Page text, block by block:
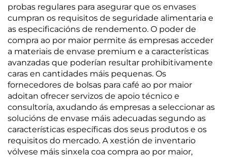
probas regulares para asegurar que os envases
cumpran os requisitos de seguridade alimentaria e
as especificacións de rendemento. O poder de
compra ao por maior permite ás empresas acceder
a materiais de envase premium e a características
avanzadas que poderían resultar prohibitivamente
caras en cantidades máis pequenas. Os
fornecedores de bolsas para café ao por maior
adoitan ofrecer servizos de apoio técnico e
consultoría, axudando ás empresas a seleccionar as
solucións de envase máis adecuadas segundo as
características específicas dos seus produtos e os
requisitos do mercado. A xestión de inventario
vólvese máis sinxela coa compra ao por maior,